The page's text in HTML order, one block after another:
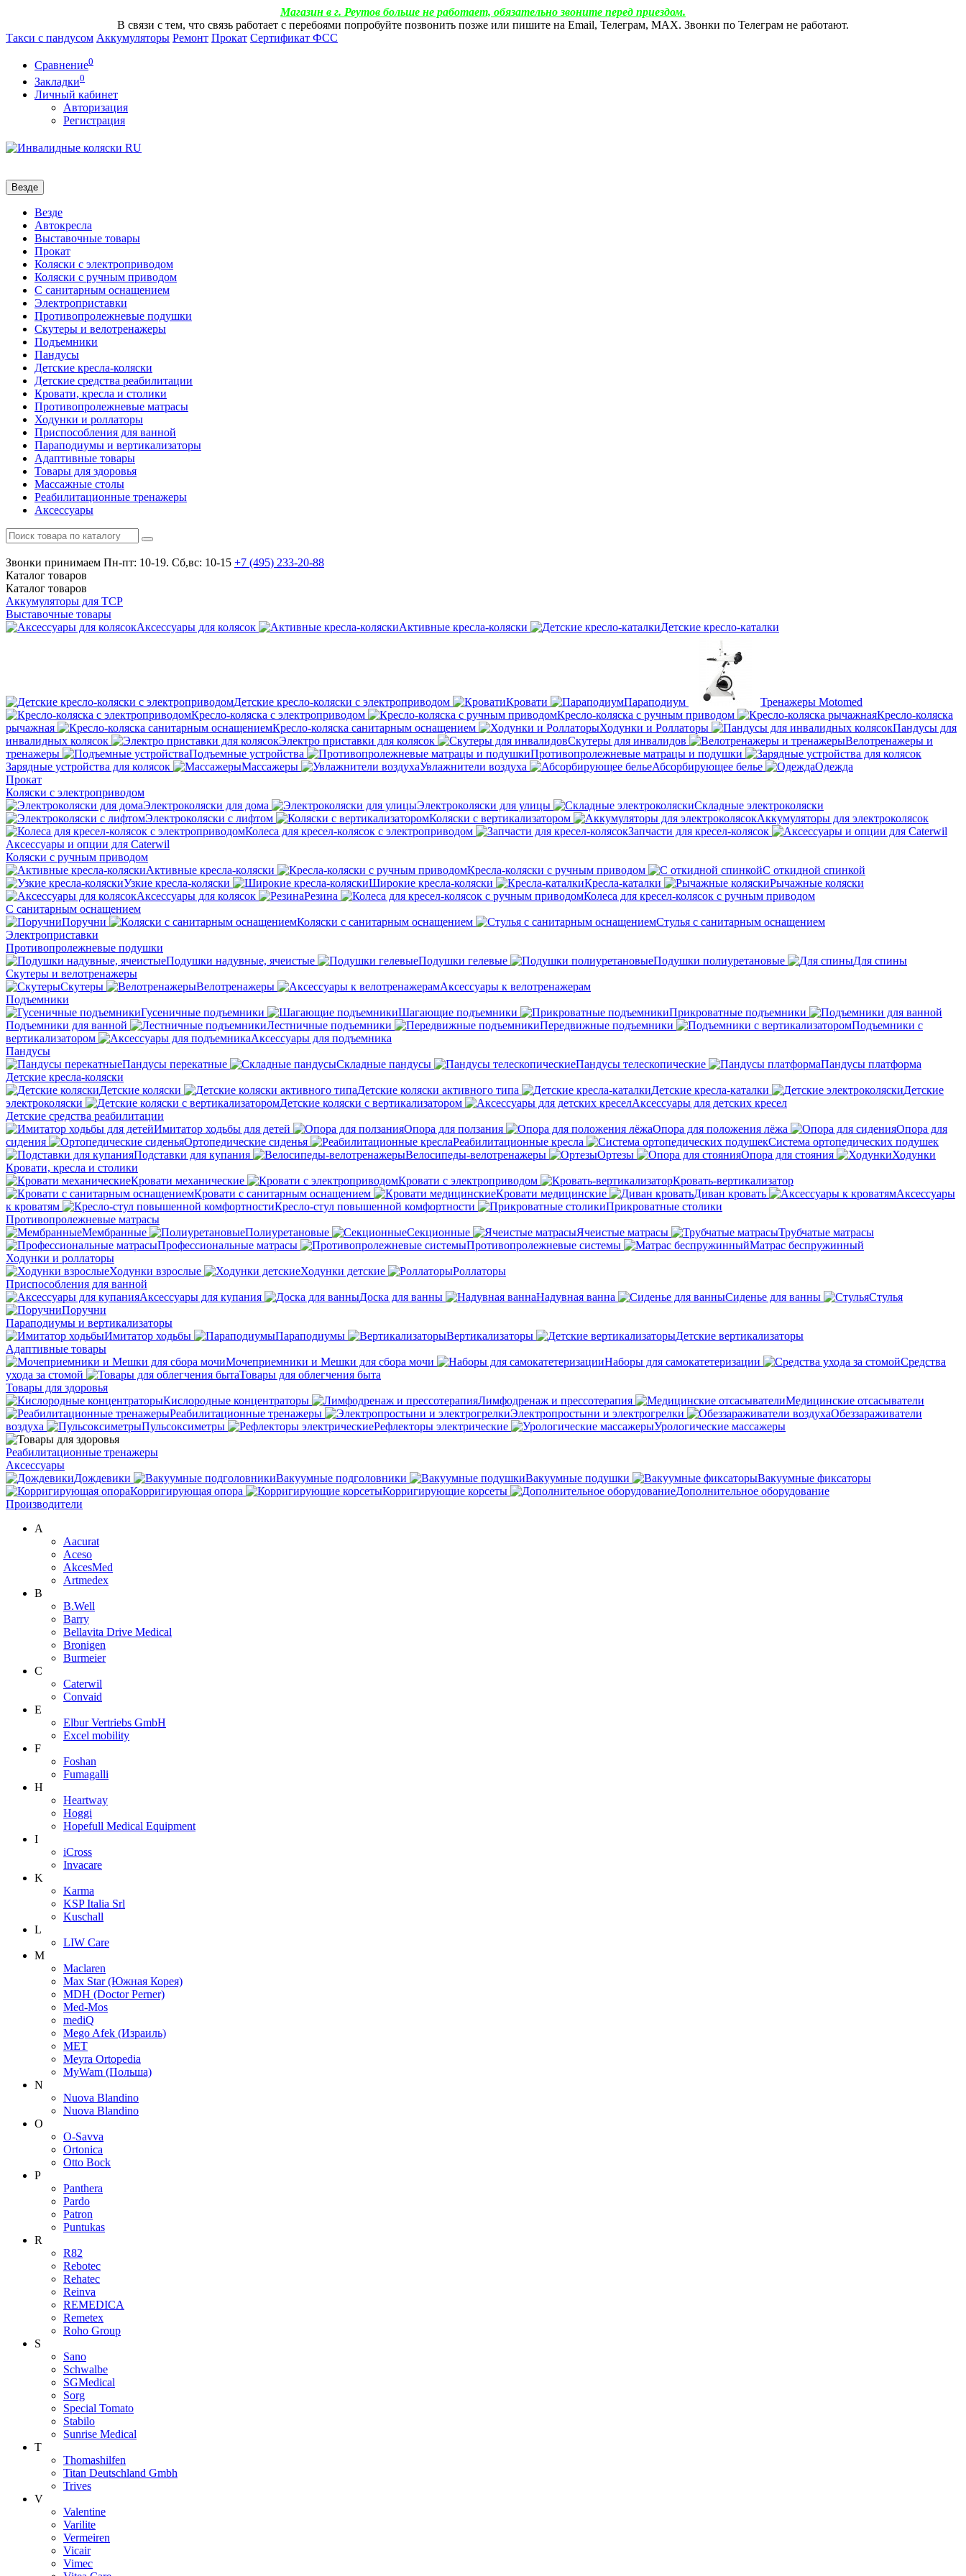
Магазин в г. Реутов больше не работает, обязательно звоните перед приездом.
В связи с тем, что связь работает с перебоями попробуйте позвонить позже или пишите на Email, Телеграм, МАХ. Звонки по Телеграм не работают.
Такси с пандусом Аккумуляторы Ремонт Прокат Сертификат ФСС
Сравнение0
Закладки0
Личный кабинет
Авторизация
Регистрация
Везде
Везде
Автокресла
Выставочные товары
Прокат
Коляски с электроприводом
Коляски с ручным приводом
С санитарным оснащением
Электроприставки
Противопролежневые подушки
Скутеры и велотренажеры
Подъемники
Пандусы
Детские кресла-коляски
Детские средства реабилитации
Кровати, кресла и столики
Противопролежневые матрасы
Ходунки и роллаторы
Приспособления для ванной
Параподиумы и вертикализаторы
Адаптивные товары
Товары для здоровья
Массажные столы
Реабилитационные тренажеры
Аксессуары
Звонки принимаем Пн-пт: 10-19. Сб,вс: 10-15 +7 (495) 233-20-88
Каталог товаров
Каталог товаров
Аккумуляторы для ТСР
Выставочные товары
Аксессуары для колясок
Активные кресла-коляски Детские кресло-каталки
Детские кресло-коляски с электроприводом Кровати Параподиум
Тренажеры Motomed
Кресло-коляска с электроприводом
Кресло-коляска с ручным приводом
Кресло-коляска
рычажная
Кресло-коляска санитарным оснащением Ходунки и Роллаторы
Пандусы для
инвалидных колясок
Электро приставки для колясок Скутеры для инвалидов
Велотренажеры и
тренажеры
Подъемные устройства
Противопролежневые матрацы и подушки
Зарядные устройства для колясок
Массажеры Увлажнители воздуха Абсорбирующее белье
Одежда
Прокат
Коляски с электроприводом
Электроколяски для дома
Электроколяски для улицы
Складные электроколяски
Электроколяски с лифтом
Коляски с вертикализатором
Аккумуляторы для электроколясок
Колеса для кресел-колясок с электроприводом
Запчасти для кресел-колясок
Аксессуары и опции для Caterwil
Коляски с ручным приводом
Активные кресла-коляски
Кресла-коляски с ручным приводом
С откидной спинкой
Узкие кресла-коляски
Широкие кресла-коляски Кресла-каталки
Рычажные коляски
Аксессуары для колясок
Резина
Колеса для кресел-колясок с ручным приводом
С санитарным оснащением
Поручни
Коляски с санитарным оснащением
Стулья с санитарным оснащением
Электроприставки
Противопролежневые подушки
Подушки надувные, ячеистые
Подушки гелевые Подушки полиуретановые
Для спины
Скутеры и велотренажеры
Скутеры
Велотренажеры
Аксессуары к велотренажерам
Подъемники
Гусеничные подъемники
Шагающие подъемники
Прикроватные подъемники
Подъемники для ванной
Лестничные подъемники Передвижные подъемники
Подъемники с
вертикализатором
Аксессуары для подъемника
Пандусы
Пандусы перекатные
Складные пандусы Пандусы телескопические
Пандусы платформа
Детские кресла-коляски
Детские коляски
Детские коляски активного типа Детские кресла-каталки
Детские
электроколяски
Детские коляски с вертикализатором
Аксессуары для детских кресел
Детские средства реабилитации
Имитатор ходьбы для детей
Опора для ползания Опора для положения лёжа
Опора для
сидения
Ортопедические сиденья Реабилитационные кресла
Система ортопедических подушек
Подставки для купания
Велосипеды-велотренажеры Ортезы Опора для стояния
Ходунки
Кровати, кресла и столики
Кровати механические
Кровати с электроприводом
Кровать-вертикализатор
Кровати с санитарным оснащением
Кровати медицинские Диван кровать
Аксессуары
к кроватям
Кресло-стул повышенной комфортности
Прикроватные столики
Противопролежневые матрасы
Мембранные
Полиуретановые Секционные Ячеистые матрасы
Трубчатые матрасы
Профессиональные матрасы
Противопролежневые системы
Матрас беспружинный
Ходунки и роллаторы
Ходунки взрослые
Ходунки детские
Роллаторы
Приспособления для ванной
Аксессуары для купания
Доска для ванны Надувная ванна Сиденье для ванны
Стулья
Поручни
Параподиумы и вертикализаторы
Имитатор ходьбы
Параподиумы Вертикализаторы
Детские вертикализаторы
Адаптивные товары
Мочеприемники и Мешки для сбора мочи
Наборы для самокатетеризации
Средства
ухода за стомой
Товары для облегчения быта
Товары для здоровья
Кислородные концентраторы
Лимфодренаж и прессотерапия
Медицинские отсасыватели
Реабилитационные тренажеры
Электропростыни и электрогрелки
Обеззараживатели
воздуха
Пульсоксиметры Рефлекторы электрические Урологические массажеры
Реабилитационные тренажеры
Аксессуары
Дождевики
Вакуумные подголовники Вакуумные подушки
Вакуумные фиксаторы
Корригирующая опора
Корригирующие корсеты
Дополнительное оборудование
Производители
A
Aacurat
Aceso
AkcesMed
Artmedex
B
B.Well
Barry
Bellavita Drive Medical
Bronigen
Burmeier
C
Caterwil
Convaid
E
Elbur Vertriebs GmbH
Excel mobility
F
Foshan
Fumagalli
H
Heartway
Hoggi
Hopefull Medical Equipment
I
iCross
Invacare
K
Karma
KSP Italia Srl
Kuschall
L
LIW Care
M
Maclaren
Max Star (Южная Корея)
MDH (Doctor Perner)
Med-Mos
mediQ
Mego Afek (Израиль)
MET
Meyra Ortopedia
MyWam (Польша)
N
Nuova Blandino
Nuova Blandino
O
O-Savva
Ortonica
Otto Bock
P
Panthera
Pardo
Patron
Puntukas
R
R82
Rebotec
Rehatec
Reinva
REMEDICA
Remetex
Roho Group
S
Sano
Schwalbe
SGMedical
Sorg
Special Tomato
Stabilo
Sunrise Medical
T
Thomashilfen
Titan Deutschland Gmbh
Trives
V
Valentine
Varilite
Vermeiren
Vicair
Vimec